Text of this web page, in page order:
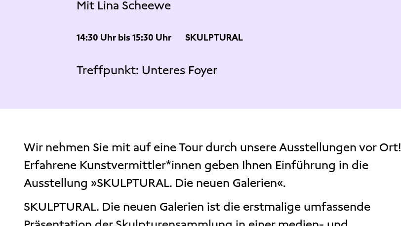
Mit Lina Scheewe
14:30 Uhr bis 15:30 Uhr SKULPTURAL
Treffpunkt: Unteres Foyer
Wir nehmen Sie mit auf eine Tour durch unsere Ausstellungen vor Ort!
Erfahrene Kunstvermittler*innen geben Ihnen Einführung in die
Ausstellung »SKULPTURAL. Die neuen Galerien«.
SKULPTURAL. Die neuen Galerien ist die erstmalige umfassende